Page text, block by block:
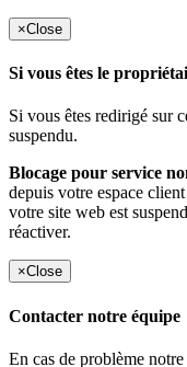
×Close
Si vous êtes le
Si vous êtes redirigé sur
suspendu.
Blocage pour service
depuis votre espace
votre site web est
réactiver.
×Close
Contacter notre équipe
En cas de problème